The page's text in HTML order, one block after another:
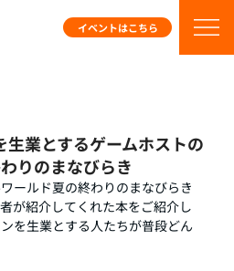
イベントはこちら
生業とするゲームホストの
りのまなびらき
ールド夏の終わりのまなびらき
が紹介してくれた本をご紹介し
を生業とする人たちが普段どん